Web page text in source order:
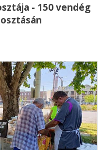
- 150 vendég